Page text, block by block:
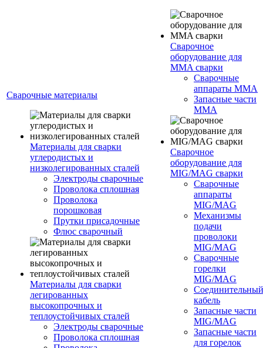
Сварочные материалы
Материалы для сварки
углеродистых и
низколегированных сталей
Электроды сварочные
Проволока сплошная
Проволока
порошковая
Прутки присадочные
Флюс сварочный
Материалы для сварки
легированных
высокопрочных и
теплоустойчивых сталей
Электроды сварочные
Проволока сплошная
Сварочное
оборудование для
MMA сварки
Сварочные
аппараты MMA
Запасные части
MMA
Сварочное
оборудование для
MIG/MAG сварки
Сварочные
аппараты
MIG/MAG
Механизмы
подачи
проволоки
MIG/MAG
Сварочные
горелки
MIG/MAG
Соединительный
кабель
Запасные части
MIG/MAG
Запасные части
для горелок